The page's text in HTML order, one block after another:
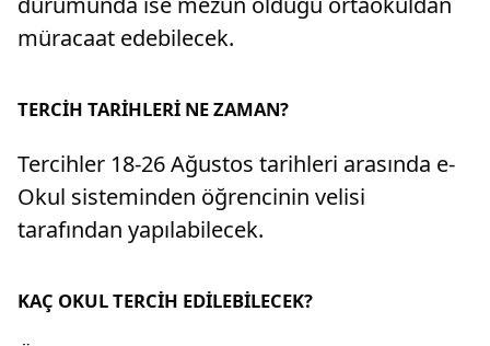
müracaat edebilecek.
TERCİH TARİHLERİ NE ZAMAN?
Tercihler 18-26 Ağustos tarihleri arasında e-
Okul sisteminden öğrencinin velisi
tarafından yapılabilecek.
KAÇ OKUL TERCİH EDİLEBİLECEK?